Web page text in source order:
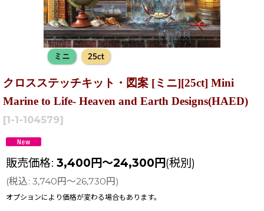
クロスステッチキット・図案 [ミニ][25ct] Mini
Marine to Life- Heaven and Earth Designs(HAED)
[1-1-104579]
販売価格: 3,400 円～24,300 円(税別)
(税込: 3,740円 ～26,730円 )
オプションにより価格が変わる場合もあります。